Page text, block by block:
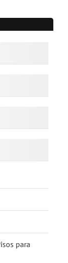
para